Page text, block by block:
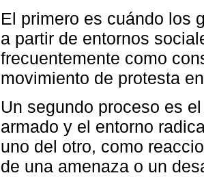
El primero es cuándo los
a partir de entornos
frecuentemente como
movimiento de protesta
Un segundo proceso es
armado y el entorno
uno del otro, como
de una amenaza o un